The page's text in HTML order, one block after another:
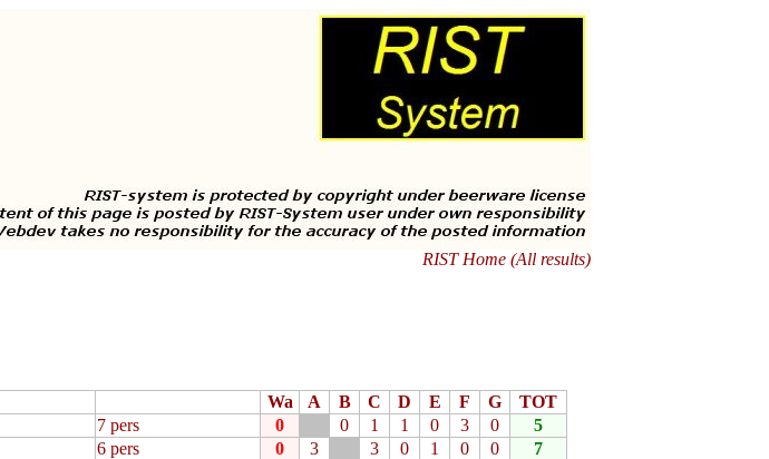
RIST Home (All results)
Wa A B C D E F G
TOT
7 pers 0 0 1 1 0 3 0
5
6 pers 0 3 3 0 1 0 0
7